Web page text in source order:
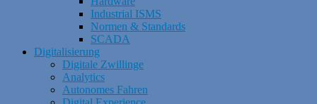
Industrial ISMS
Normen & Standards
SCADA
Digitalisierung
Digitale Zwillinge
Analytics
Autonomes Fahren